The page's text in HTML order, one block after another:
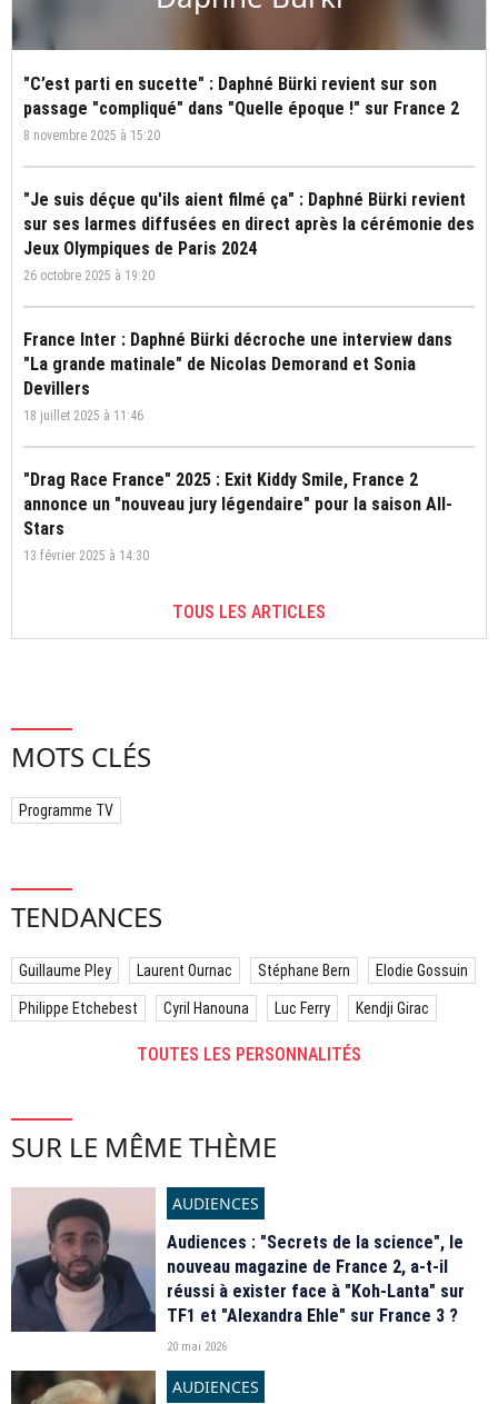
"C’est parti en sucette" : Daphné Bürki revient sur son
passage "compliqué" dans "Quelle époque !" sur France 2
8 novembre 2025 à 15:20
"Je suis déçue qu'ils aient filmé ça" : Daphné Bürki revient
sur ses larmes diffusées en direct après la cérémonie des
Jeux Olympiques de Paris 2024
26 octobre 2025 à 19:20
France Inter : Daphné Bürki décroche une interview dans
"La grande matinale" de Nicolas Demorand et Sonia
Devillers
18 juillet 2025 à 11:46
"Drag Race France" 2025 : Exit Kiddy Smile, France 2
annonce un "nouveau jury légendaire" pour la saison All-
Stars
13 février 2025 à 14:30
TOUS LES ARTICLES
MOTS CLÉS
Programme TV
TENDANCES
Guillaume Pley Laurent Ournac Stéphane Bern Elodie Gossuin
Philippe Etchebest Cyril Hanouna Luc Ferry Kendji Girac
TOUTES LES PERSONNALITÉS
SUR LE MÊME THÈME
AUDIENCES
Audiences : "Secrets de la science", le
nouveau magazine de France 2, a-t-il
réussi à exister face à "Koh-Lanta" sur
TF1 et "Alexandra Ehle" sur France 3 ?
20 mai 2026
AUDIENCES